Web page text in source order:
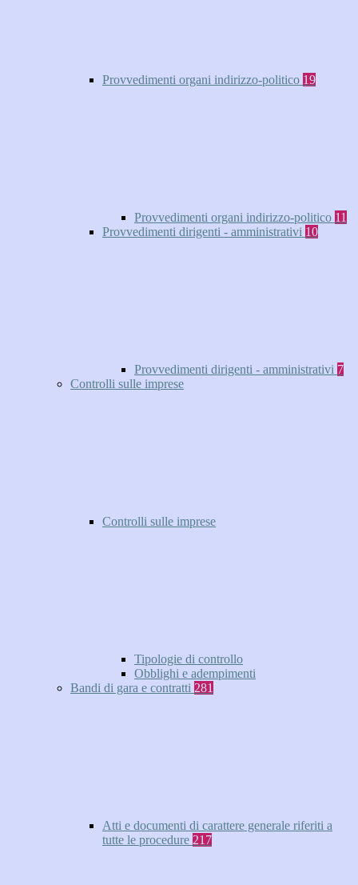
Provvedimenti organi indirizzo-politico 19
Provvedimenti organi indirizzo-politico 11
Provvedimenti dirigenti - amministrativi 10
Provvedimenti dirigenti - amministrativi 7
Controlli sulle imprese
Controlli sulle imprese
Tipologie di controllo
Obblighi e adempimenti
Bandi di gara e contratti 281
Atti e documenti di carattere generale riferiti a
tutte le procedure 217